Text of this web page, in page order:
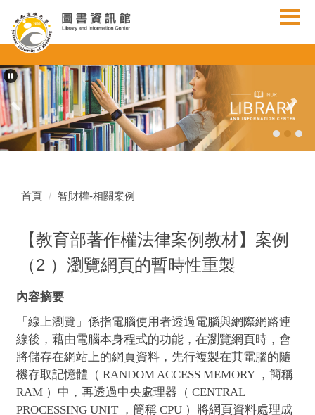
到
主
內
容
區
首頁 智財權-相關案例
【教育部著作權法律案例教材】案例
（2 ）瀏覽網頁的暫時性重製
內容摘要
「線上瀏覽」係指電腦使用者透過電腦與網際網路連
線後，藉由電腦本身程式的功能，在瀏覽網頁時，會
將儲存在網站上的網頁資料，先行複製在其電腦的隨
機存取記憶體（ RANDOM ACCESS MEMORY ，簡稱
RAM ）中，再透過中央處理器（ CENTRAL
PROCESSING UNIT ，簡稱 CPU ）將網頁資料處理成